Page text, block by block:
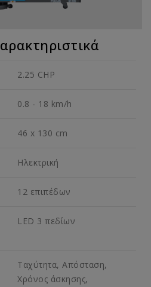
2.25 CHP
0.8 - 18 km/h
46 x 130 cm
Ηλεκτρική
12 επιπέδων
LED 3 πεδίων
Ταχύτητα, Απόσταση,
Χρόνος άσκησης,